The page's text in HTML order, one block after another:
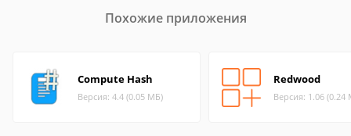
Похожие приложения
Compute Hash
Версия: 4.4 (0.05 МБ)
Redwood
Версия: 1.06 (0.24